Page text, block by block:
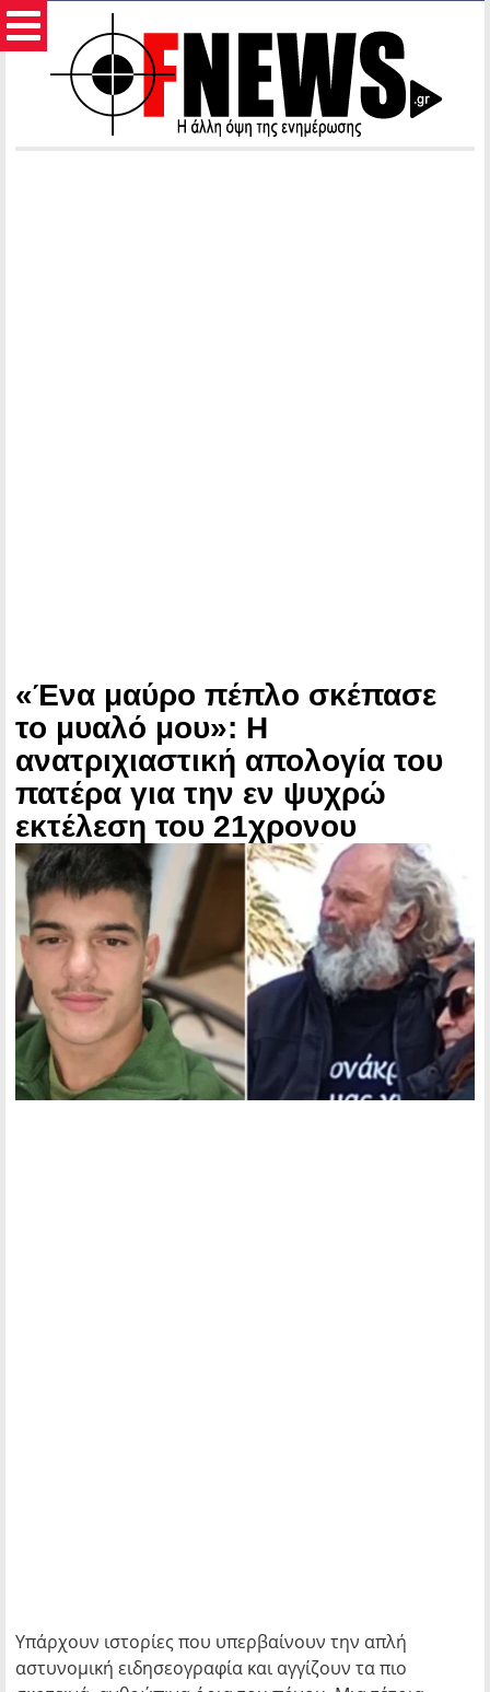
«Ένα μαύρο πέπλο σκέπασε
το μυαλό μου»: Η
ανατριχιαστική απολογία του
πατέρα για την εν ψυχρώ
εκτέλεση του 21χρονου
Υπάρχουν ιστορίες που υπερβαίνουν την απλή
αστυνομική ειδησεογραφία και αγγίζουν τα πιο